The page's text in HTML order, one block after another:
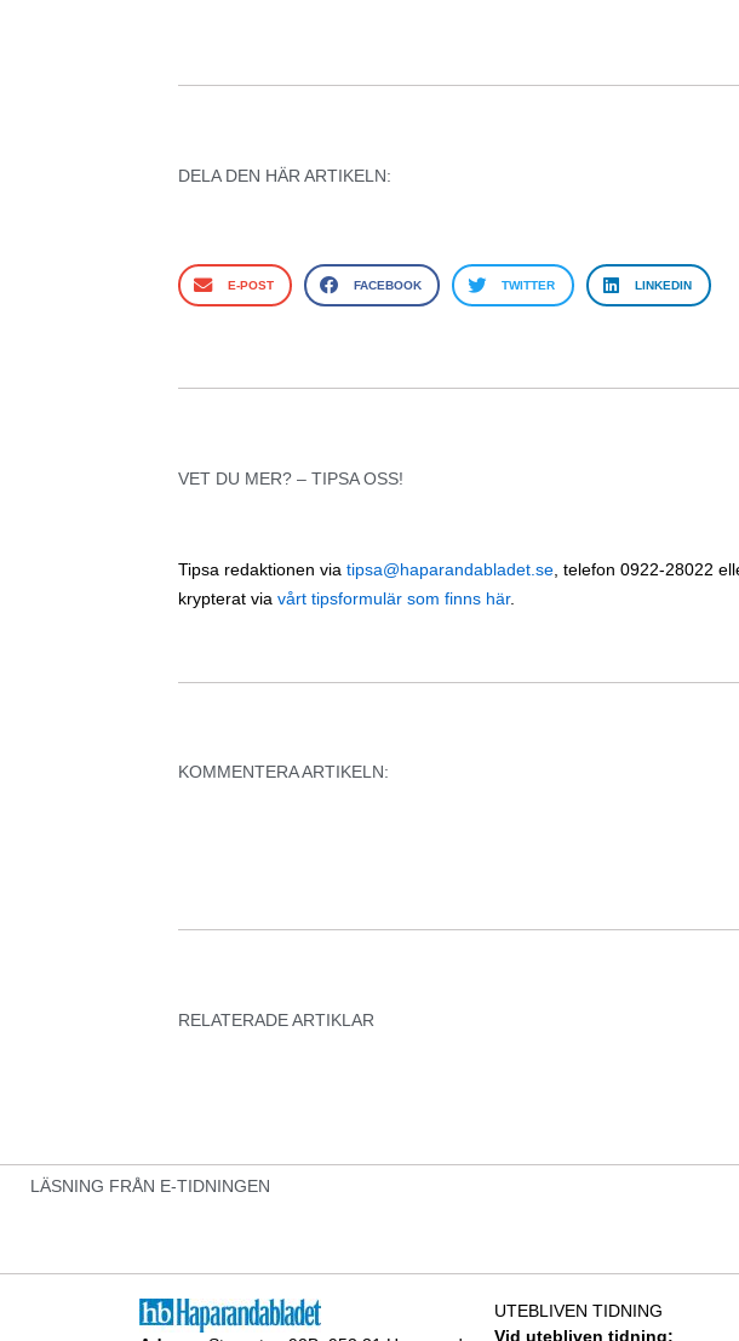
DELA DEN HÄR ARTIKELN:
E-POST FACEBOOK TWITTER LINKEDIN
VET DU MER? – TIPSA OSS!
Tipsa redaktionen via tipsa@haparandabladet.se , telefon 0922-28022
krypterat via vårt tipsformulär som finns här.
KOMMENTERA ARTIKELN:
RELATERADE ARTIKLAR
LÄSNING FRÅN E-TIDNINGEN
UTEBLIVEN TIDNING
Vid utebliven tidning: